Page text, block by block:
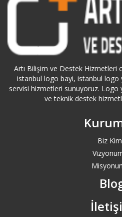
Kartal Logo Satış
Pendik Logo Satış
Sarıyer Logo Satış
Artı Bilişim ve Destek Hizmetleri
istanbul logo bayi, istanbul logo
servisi hizmetleri sunuyoruz. Logo
ve teknik destek
Biz